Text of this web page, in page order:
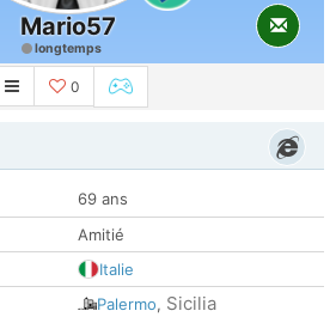
Mario57
longtemps
0
69 ans
Amitié
Italie
Palermo, Sicilia